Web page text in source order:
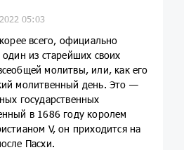
05:03
всего, официально
один из старейших своих
молитвы, или, как его
молитвенный день. Это —
государственных
в 1686 году королем
V, он приходится на
Пасхи.